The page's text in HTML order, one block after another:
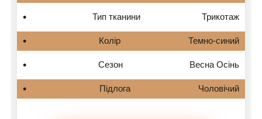
Тип тканини Трикотаж
Колір Темно-синий
Сезон Весна Осінь
Підлога Чоловічий